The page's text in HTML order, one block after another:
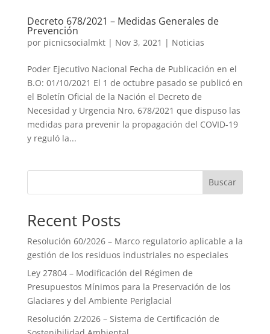
Decreto 678/2021 – Medidas Generales de
Prevención
por picnicsocialmkt| Nov 3, 2021 | Noticias
Poder Ejecutivo Nacional Fecha de Publicación en el
B.O: 01/10/2021 El 1 de octubre pasado se publicó en
el Boletín Oficial de la Nación el Decreto de
Necesidad y Urgencia Nro. 678/2021 que dispuso las
medidas para prevenir la propagación del COVID-19
y reguló la...
Buscar
Recent Posts
Resolución 60/2026 – Marco regulatorio aplicable a la
gestión de los residuos industriales no especiales
Ley 27804 – Modificación del Régimen de
Presupuestos Mínimos para la Preservación de los
Glaciares y del Ambiente Periglacial
Resolución 2/2026 – Sistema de Certificación de